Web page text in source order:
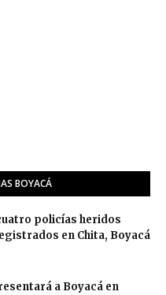
BOYACÁ
policías heridos
en Chita, Boyacá
a Boyacá en